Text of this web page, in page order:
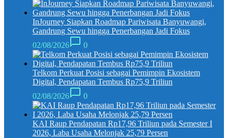
InJourney Siapkan Roadmap Pariwisata Banyuwangi,
Gandrung Sewu hingga Penerbangan Jadi Fokus
02/08/2026
0
Telkom Perkuat Posisi sebagai Pemimpin Ekosistem
Digital, Pendapatan Tembus Rp75,9 Triliun
02/08/2026
0
KAI Raup Pendapatan Rp17,96 Triliun pada Semester I
2026, Laba Usaha Melonjak 25,79 Persen